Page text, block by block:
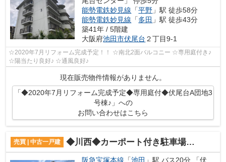
能勢電鉄妙見線 「平野 」駅 徒歩58分
能勢電鉄妙見線 「多田 」駅 徒歩43分
築41年 / 5階建
大阪府池田市伏尾台 ２丁目9-1
☆2020年7月リフォーム完成予定！！ ☆南北2面バルコニー ☆専用庭付き♪
☆陽当たり良好♪ ☆通風良好♪
現在販売物件情報がありません。
「◆2020年7月リフォーム完成予定◆専用庭付◆伏尾台A団地3
号棟♪」への
お問い合わせはこちら
売買 | 中古一戸建 ◆川西◆カーポート付き駐車場◆広い庭付き◆伏尾台3丁目♪
阪急宝塚本線 「池田 」駅 バス20分 「伏